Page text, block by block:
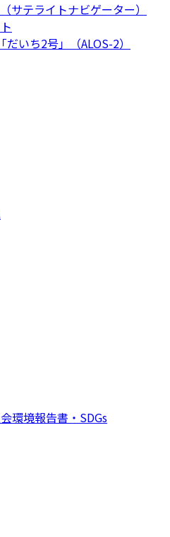
サテライトナビゲーター）
いち2号」（ALOS-2）
環境報告書・SDGs